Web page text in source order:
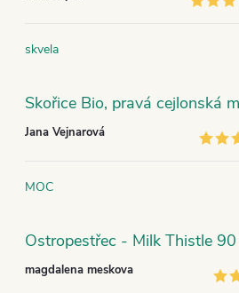
skvela
Jana Vejnarová
MOC
magdalena meskova